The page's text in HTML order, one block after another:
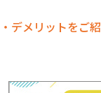
デメリットをご